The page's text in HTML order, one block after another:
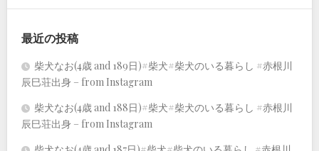
最近の投稿
柴犬なお(4歳 and 189日)#柴犬#柴犬のいる暮らし #赤根川
辰巳荘出身 – from Instagram
柴犬なお(4歳 and 188日)#柴犬#柴犬のいる暮らし #赤根川
辰巳荘出身 – from Instagram